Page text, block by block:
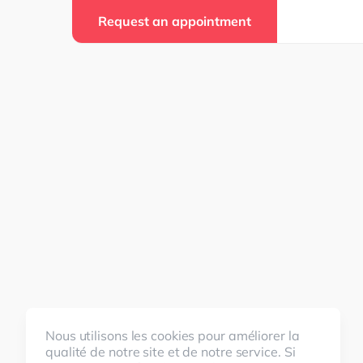
Nous utilisons les cookies pour améliorer la
qualité de notre site et de notre service. Si
Request an appointment